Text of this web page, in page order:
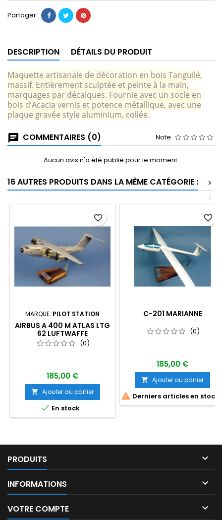
Partager
DESCRIPTION DÉTAILS DU PRODUIT
Maquette artisanale de décoration en bois Tanguilé,
massif. Entièrement sculptée et peinte à la main,
marquages par décalques. Fournie avec un socle en
bois d’Acacia vernis et potence métallique, avec une
plaque gravée style aluminium, collée.
COMMENTAIRES (0) Note
Aucun avis n'a été publié pour le moment.
16 AUTRES PRODUITS DANS LA MÊME CATÉGORIE :
>
<
MARQUE: PILOT STATION
AIRBUS A 400 M ATLAS LTG
62 LUFTWAFFE
(0)
185,00 €
 Ajouter au panier
 En stock
favorite_border
C-201 MARIANNE
(0)
185,00 €
 Ajouter au panier
 Derniers articles en stock
favorite_border
PRODUITS 
INFORMATIONS 
VOTRE COMPTE 